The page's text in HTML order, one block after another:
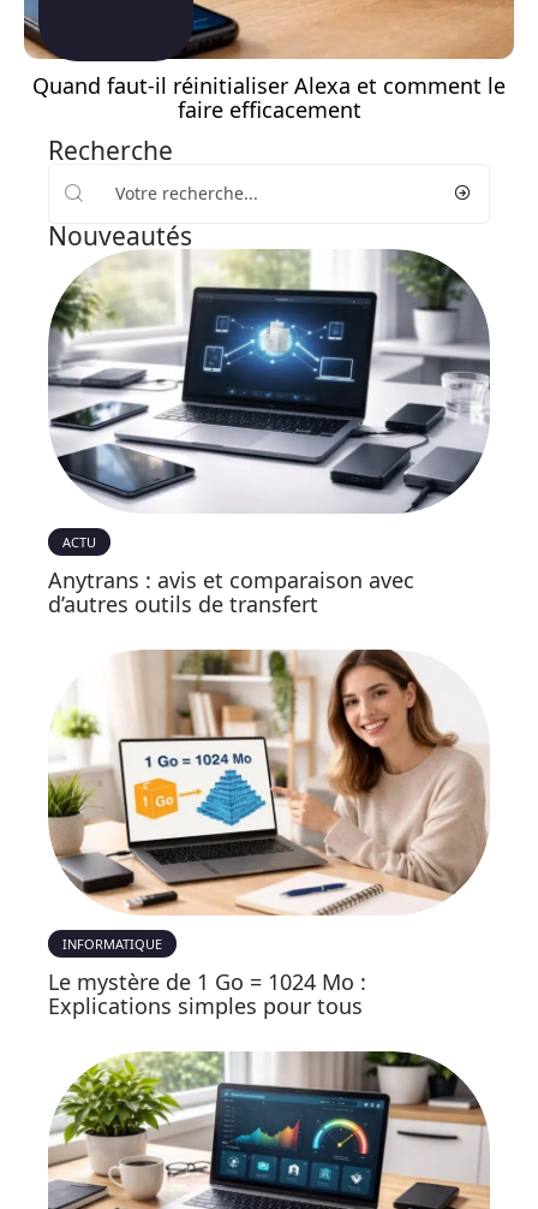
Quand faut-il réinitialiser Alexa et comment le
faire efficacement
Recherche
Nouveautés
ACTU
Anytrans : avis et comparaison avec
d’autres outils de transfert
INFORMATIQUE
Le mystère de 1 Go = 1024 Mo :
Explications simples pour tous